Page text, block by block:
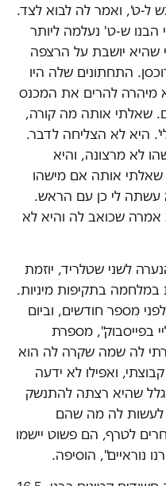
ל-ט', ואמר לה לבוא לצד.
הבנו ש-ט' נעלמה ליותר
שהיא יושבת על הרצפה
התחתונים שלה היו
מיהרה להרים את המכנס
שאלתי אותה מה קורה,
היא לא הצליחה לדבר.
לא מרצונה, והיא
אותה אם מישהו
עשתה לי כן עם הראש.
אמרה שכואב לה והיא לא
לשני שטלריד, יוזמת
בתקיפות מיניות.
מספר חודשים, וביום
בפייסבוק", מספרת
לה שמה שקרה לה הוא
ואפילו לא ידעה
שהיא רצתה להתנשק
לעשות לה מה שהם
לטרף, הם פשוט יישמו
נוראיים", הוסיפה.